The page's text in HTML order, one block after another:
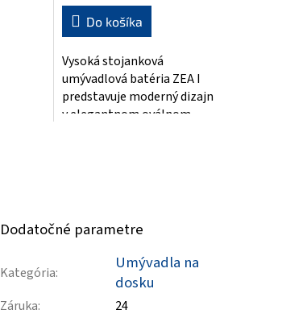
Do košíka
Vysoká stojanková
umývadlová batéria ZEA I
predstavuje moderný dizajn
v elegantnom oválnom
Dodatočné parametre
Kategória:
Umývadla na
dosku
Záruka:
24